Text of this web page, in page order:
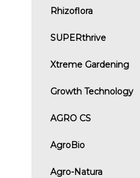
Rhizoflora
SUPERthrive
Xtreme Gardening
Growth Technology
AGRO CS
AgroBio
Agro-Natura